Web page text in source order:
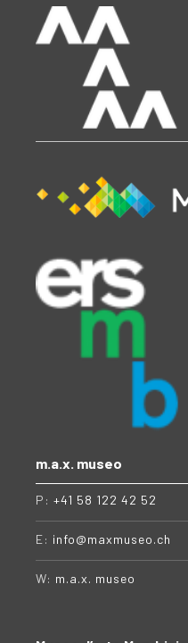
m.a.x. museo
P: +41 58 122 42 52
E: info@maxmuseo.ch
W: m.a.x. museo